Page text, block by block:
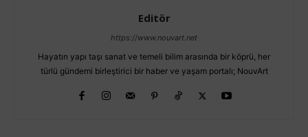
Editör
https://www.nouvart.net
Hayatın yapı taşı sanat ve temeli bilim arasında bir köprü, her
türlü gündemi birleştirici bir haber ve yaşam portalı; NouvArt